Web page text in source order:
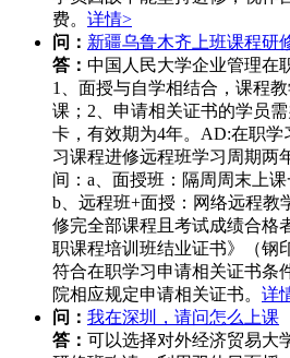
费。 详情>
问： 新疆乌鲁木齐上班课程研
答： 中国人民大学企业管理在
1、面授与自学相结合，课程
课；2、申请相关证书的学员
卡，有效期为4年。AD:在职
习课程进修远程班学习周期两
间：a、面授班：隔周周末上
b、远程班+面授：网络远程教
修完全部课程且考试成绩合格
职课程培训班结业证书》（钢
符合在职学习申请相关证书条
院相应规定申请相关证书。 详
问： 我在深圳，请问怎么上课
答： 可以选择对外经济贸易大